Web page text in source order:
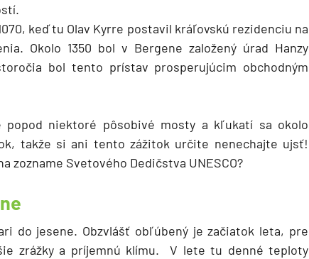
keď tu Olav Kyrre postavil kráľovskú rezidenciu na
Okolo 1350 bol v Bergene založený úrad Hanzy
bol tento prístav prosperujúcim obchodným
popod niektoré pôsobivé mosty a kľukatí sa okolo
takže si ani tento zážitok určite nenechajte ujsť!
zozname Svetového Dedičstva UNESCO?
do jesene. Obzvlášť obľúbený je začiatok leta, pre
zrážky a príjemnú klímu. V lete tu denné teploty